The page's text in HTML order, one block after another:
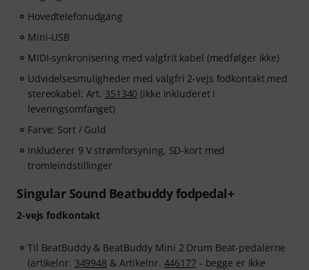
Hovedtelefonudgang
Mini-USB
MIDI-synkronisering med valgfrit kabel (medfølger ikke)
Udvidelsesmuligheder med valgfri 2-vejs fodkontakt med
stereokabel: Art. 351340 (ikke inkluderet i
leveringsomfanget)
Farve: Sort / Guld
Inkluderer 9 V strømforsyning, SD-kort med
tromleindstillinger
Singular Sound Beatbuddy fodpedal+
2-vejs fodkontakt
Til BeatBuddy & BeatBuddy Mini 2 Drum Beat-pedalerne
(artikelnr. 349948 & Artikelnr. 446177 - begge er ikke